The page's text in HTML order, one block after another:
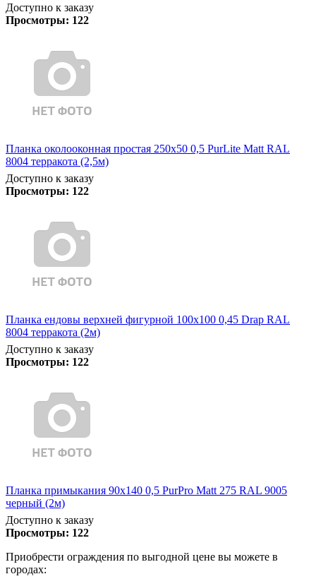
Доступно к заказу
Просмотры: 122
Планка околооконная простая 250х50 0,5 PurLite Matt RAL
8004 терракота (2,5м)
Доступно к заказу
Просмотры: 122
Планка ендовы верхней фигурной 100x100 0,45 Drap RAL
8004 терракота (2м)
Доступно к заказу
Просмотры: 122
Планка примыкания 90х140 0,5 PurPro Matt 275 RAL 9005
черный (2м)
Доступно к заказу
Просмотры: 122
Приобрести ограждения по выгодной цене вы можете в
городах: